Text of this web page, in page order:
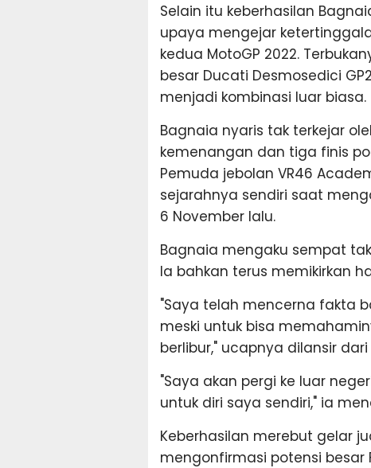
Selain itu keberhasilan
upaya mengejar
kedua MotoGP 2022.
besar Ducati Desmosedici
menjadi kombinasi luar biasa.
Bagnaia nyaris tak terkejar
kemenangan dan tiga finis
Pemuda jebolan VR46
sejarahnya sendiri saat
6 November lalu.
Bagnaia mengaku sempat
Ia bahkan terus memikirkan
"Saya telah mencerna fakta
meski untuk bisa
berlibur," ucapnya dilansir
"Saya akan pergi ke luar
untuk diri saya sendiri," ia
Keberhasilan merebut gelar
mengonfirmasi potensi besar